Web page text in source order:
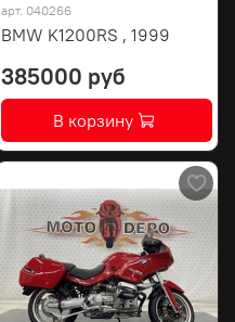
арт. 040266
BMW K1200RS , 1999
385000 руб
В корзину